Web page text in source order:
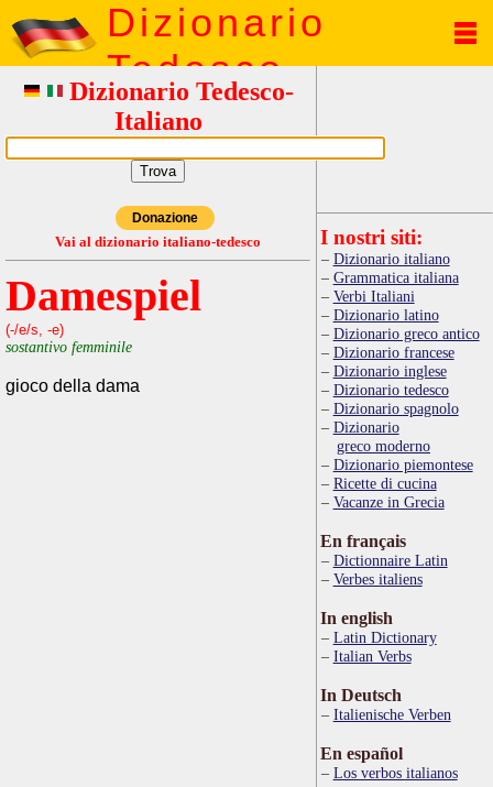
Dizionario
Tedesco
Dizionario Tedesco-
Italiano
Donazione
Vai al dizionario italiano-tedesco
Damespiel
(-/e/s, -e)
sostantivo femminile
gioco della dama
I nostri siti:
Dizionario italiano
Grammatica italiana
Verbi Italiani
Dizionario latino
Dizionario greco antico
Dizionario francese
Dizionario inglese
Dizionario tedesco
Dizionario spagnolo
Dizionario
greco moderno
Dizionario piemontese
Ricette di cucina
Vacanze in Grecia
En français
Dictionnaire Latin
Verbes italiens
In english
Latin Dictionary
Italian Verbs
In Deutsch
Italienische Verben
En español
Los verbos italianos